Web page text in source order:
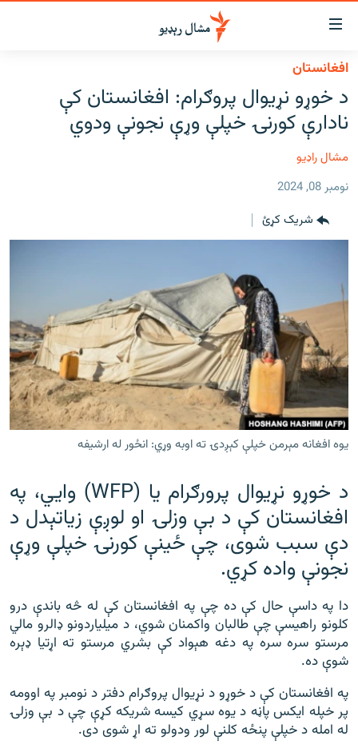
د
لاسرسي
ځای
پاڼې
موضوع
ته
شئ
عمومي
شئ
لټون
ورشئ
لنډ خبرونه
پښتونخوا او قبایل
بلوچستان
پاکستان
افغانستان
ځانګړې مرکې، شننې
انځور او ویډیو
اوونیزې خپرونې
۱۴ ساعته راډیويي خپرونې
Gandhara
موږ وڅارئ
د ازادې اروپا راډیو ټولې ووبپاڼې
افغانستان
د خوړو نړیوال پروګرام: افغانستان کې
نادارې کورنۍ خپلې وړې نجونې ودوي
مشال راډیو
نومبر 08, 2024
شریک کړئ
یوه افغانه مېرمن خپلې کېږدۍ ته اوبه وړي: انځور له ارشیفه
د خوړو نړیوال پرورګرام یا (WFP) وايي، په
افغانستان کې د بې‌ وزلۍ او لوږې زیاتېدل د
دې سبب شوی، چې ځینې کورنۍ خپلې وړې
نجونې واده کړي.
دا په داسې حال کې ده چې په افغانستان کې له څه باندې درو
کلونو راهیسې چې طالبان واکمنان شوي، د ميلیاردونو ډالرو مالي
مرستو سره سره په دغه هېواد کې بشري مرستو ته اړتیا ډېره
شوې ده.
په افغانستان کې د خوړو د نړیوال پروګرام دفتر د نومبر په اوومه
پر خپله ایکس‌ پاڼه د یوه سړي کیسه شریکه کړې چې د بې‌ وزلۍ
له امله د خپلې پنځه کلنې لور ودولو ته اړ شوی دی.